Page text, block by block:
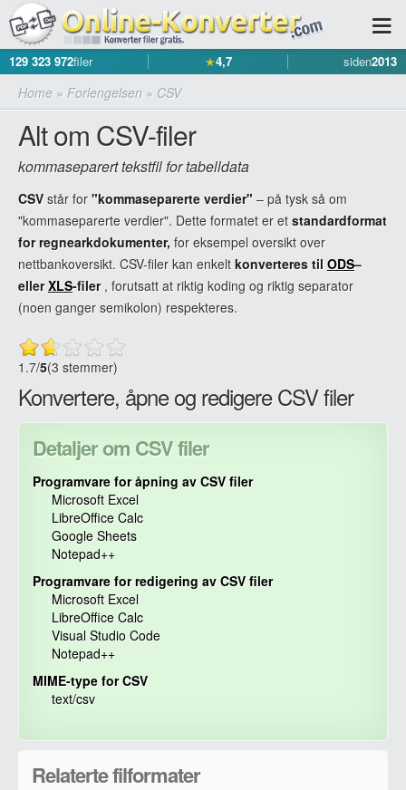
129 323 972filer ★4,7 siden2013
Home » Forlengelsen » CSV
Alt om CSV-filer
kommaseparert tekstfil for tabelldata
CSV står for "kommaseparerte verdier" – på tysk så om
"kommaseparerte verdier". Dette formatet er et standardformat
for regnearkdokumenter, for eksempel oversikt over
nettbankoversikt. CSV-filer kan enkelt konverteres til ODS–
ellerXLS-filer, forutsatt at riktig koding og riktig separator
(noen ganger semikolon) respekteres.
1.7/5(3 stemmer)
Konvertere, åpne og redigere CSV filer
Detaljer om CSV filer
Programvare for åpning av CSV filer
Microsoft Excel
LibreOffice Calc
Google Sheets
Notepad++
Programvare for redigering av CSV filer
Microsoft Excel
LibreOffice Calc
Visual Studio Code
Notepad++
MIME-type for CSV
text/csv
Relaterte filformater